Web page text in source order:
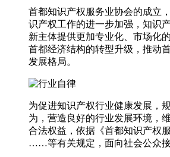
首都知识产权服务业协会的成立
识产权工作的进一步加强，知识
新主体提供更加专业化、市场化
首都经济结构的转型升级，推动
发展格局。
为促进知识产权行业健康发展，
为，营造良好的行业发展环境，
合法权益，依据《首都知识产权
……等有关规定，面向社会公众接